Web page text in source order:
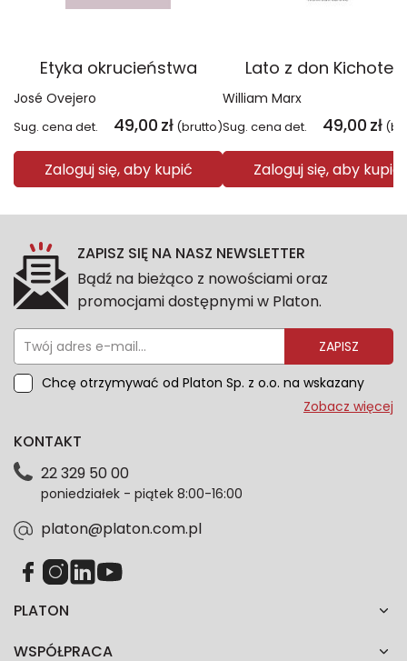
Etyka okrucieństwa
José Ovejero
Sug. cena det. 49,00 zł (brutto)
Zaloguj się, aby kupić
Lato z don
William Marx
Sug. cena det. 49,00 zł
Zaloguj się, aby kupić
ZAPISZ SIĘ NA NASZ NEWSLETTER
Bądź na bieżąco z nowościami oraz
promocjami dostępnymi w Platon.
ZAPISZ
Chcę otrzymywać od Platon Sp. z o.o. na wskazany
przeze mnie adres e-mail informacje marketingowe
dotyczące danych osobowych znajdziesz w naszej
każdym czasie. Wycofanie zgody nie wpłynie na
zgodność z prawem przetwarzania dokonanego przed
Zobacz więcej
PLATON
WSPÓŁPRACA
KONTAKT
22 329 50 00
poniedziałek - piątek 8:00-16:00
platon@platon.com.pl